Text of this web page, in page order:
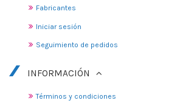
Fabricantes
Iniciar sesión
Seguimiento de pedidos
INFORMACIÓN
Términos y condiciones